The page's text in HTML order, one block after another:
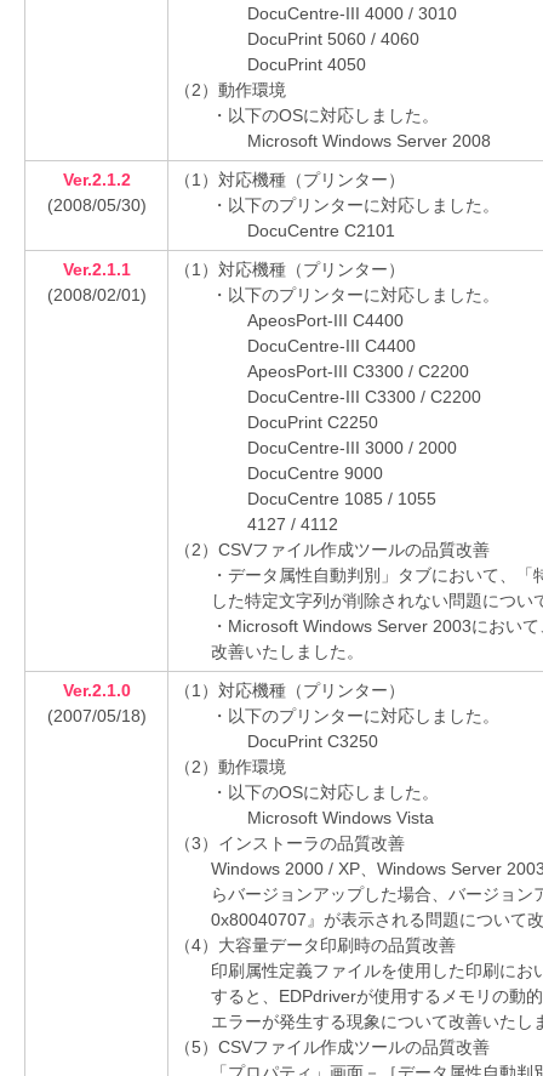
DocuCentre-III 4000 / 3010
DocuPrint 5060 / 4060
DocuPrint 4050
（2）動作環境
・以下のOSに対応しました。
Microsoft Windows Server 2008
Ver.2.1.2
(2008/05/30)
（1）対応機種（プリンター）
・以下のプリンターに対応しました。
DocuCentre C2101
Ver.2.1.1
(2008/02/01)
（1）対応機種（プリンター）
・以下のプリンターに対応しました。
ApeosPort-III C4400
DocuCentre-III C4400
ApeosPort-III C3300 / C2200
DocuCentre-III C3300 / C2200
DocuPrint C2250
DocuCentre-III 3000 / 2000
DocuCentre 9000
DocuCentre 1085 / 1055
4127 / 4112
（2）CSVファイル作成ツールの品質改善
・データ属性自動判別」タブにおいて、
した特定文字列が削除されない問題につい
・Microsoft Windows Server 2003におい
改善いたしました。
Ver.2.1.0
(2007/05/18)
（1）対応機種（プリンター）
・以下のプリンターに対応しました。
DocuPrint C3250
（2）動作環境
・以下のOSに対応しました。
Microsoft Windows Vista
（3）インストーラの品質改善
Windows 2000 / XP、Windows Server
らバージョンアップした場合、バージョン
0x80040707』が表示される問題について
（4）大容量データ印刷時の品質改善
印刷属性定義ファイルを使用した印刷に
すると、EDPdriverが使用するメモリの動
エラーが発生する現象について改善いたし
（5）CSVファイル作成ツールの品質改善